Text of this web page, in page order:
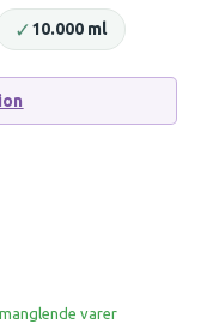
✓10.000 ml
varer